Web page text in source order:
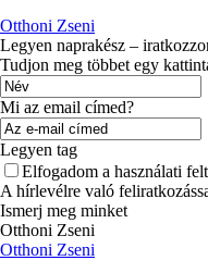
Otthoni Zseni
Legyen naprakész –
Tudjon meg többet egy
Mi az email címed?
Legyen tag
Elfogadom a használati
A hírlevélre való
Ismerj meg minket
Otthoni Zseni
Otthoni Zseni